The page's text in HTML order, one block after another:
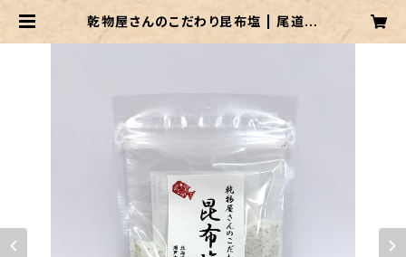
乾物屋さんのこだわり昆布塩 | 尾道市
の特産品・名産品・お土産をお取り寄